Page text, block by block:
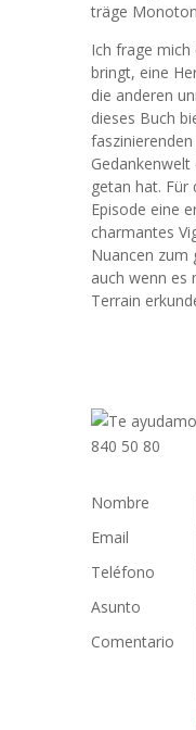
träge
Ich frage
bringt, eine
die anderen
dieses Buch
getan hat. Für
Episode eine
charmantes
Nuancen zum
auch wenn es
Terrain
Nombre
Email
Teléfono
Asunto
Comentario